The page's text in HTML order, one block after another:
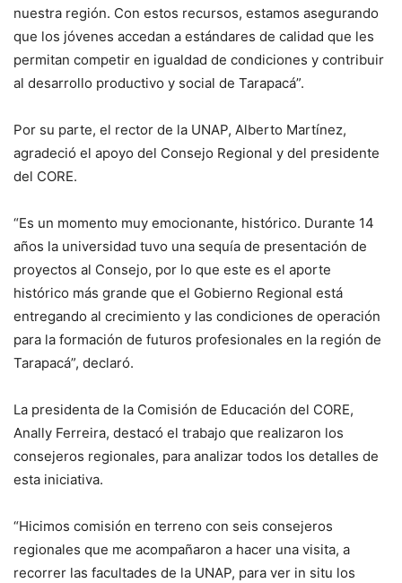
nuestra región. Con estos recursos, estamos asegurando
que los jóvenes accedan a estándares de calidad que les
permitan competir en igualdad de condiciones y contribuir
al desarrollo productivo y social de Tarapacá”.
Por su parte, el rector de la UNAP, Alberto Martínez,
agradeció el apoyo del Consejo Regional y del presidente
del CORE.
“Es un momento muy emocionante, histórico. Durante 14
años la universidad tuvo una sequía de presentación de
proyectos al Consejo, por lo que este es el aporte
histórico más grande que el Gobierno Regional está
entregando al crecimiento y las condiciones de operación
para la formación de futuros profesionales en la región de
Tarapacá”, declaró.
La presidenta de la Comisión de Educación del CORE,
Anally Ferreira, destacó el trabajo que realizaron los
consejeros regionales, para analizar todos los detalles de
esta iniciativa.
“Hicimos comisión en terreno con seis consejeros
regionales que me acompañaron a hacer una visita, a
recorrer las facultades de la UNAP, para ver in situ los